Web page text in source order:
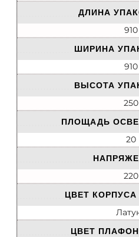
ДЛИНА
910
ШИРИНА
910
ВЫСОТА
250
ПЛОЩАДЬ
20
220
ЦВЕТ
ЦВЕТ